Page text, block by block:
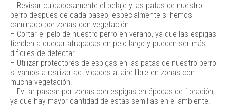
– Revisar cuidadosamente el pelaje y las patas de nuestro
perro después de cada paseo, especialmente si hemos
caminado por zonas con vegetación.
– Cortar el pelo de nuestro perro en verano, ya que las espigas
tienden a quedar atrapadas en pelo largo y pueden ser más
difíciles de detectar.
– Utilizar protectores de espigas en las patas de nuestro perro
si vamos a realizar actividades al aire libre en zonas con
mucha vegetación.
– Evitar pasear por zonas con espigas en épocas de floración,
ya que hay mayor cantidad de estas semillas en el ambiente.